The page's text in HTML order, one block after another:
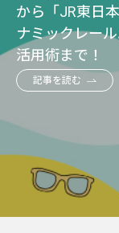
から「JR東日
ナミックレー
活用術まで！
記事を読む